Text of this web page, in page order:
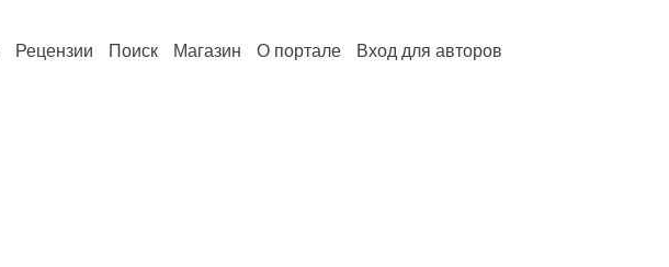
Рецензии Поиск Магазин О портале Вход для авторов